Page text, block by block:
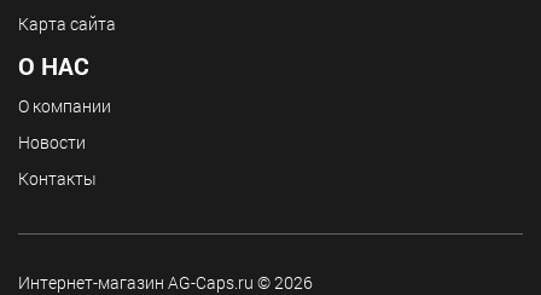
Карта сайта
О НАС
О компании
Новости
Контакты
Интернет-магазин AG-Caps.ru © 2026